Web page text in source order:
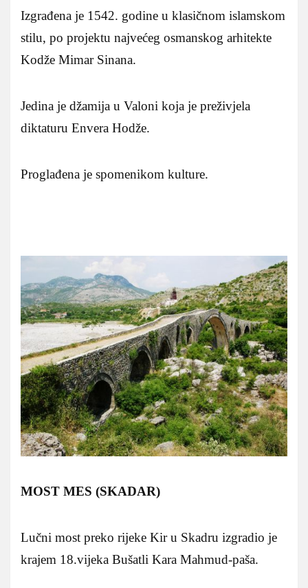
Izgrađena je 1542. godine u klasičnom islamskom
stilu, po projektu najvećeg osmanskog arhitekte
Kodže Mimar Sinana.
Jedina je džamija u Valoni koja je preživjela
diktaturu Envera Hodže.
Proglađena je spomenikom kulture.
MOST MES (SKADAR)
Lučni most preko rijeke Kir u Skadru izgradio je
krajem 18.vijeka Bušatli Kara Mahmud-paša.